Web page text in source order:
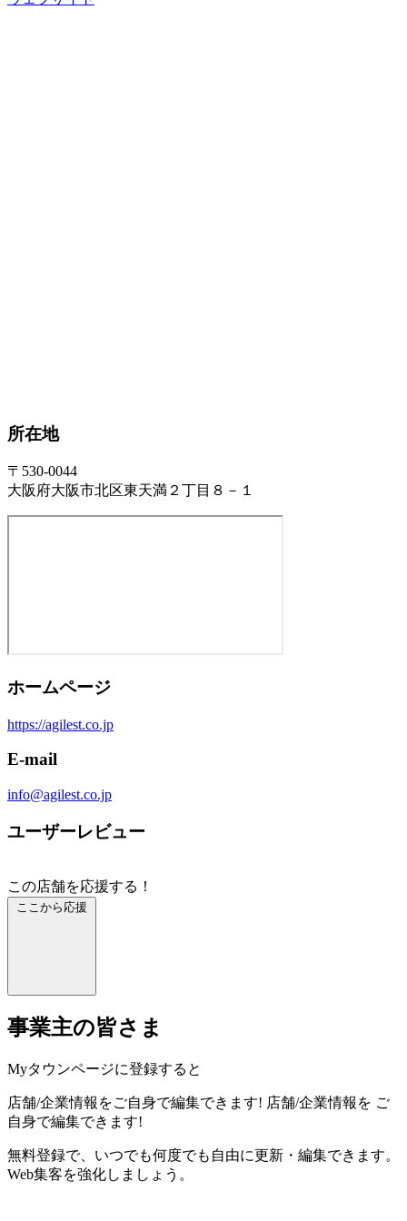
所在地
〒530-0044
大阪府大阪市北区東天満２丁目８－１
ホームページ
https://agilest.co.jp
E-mail
info@agilest.co.jp
ユーザーレビュー
この店舗を応援する！
ここから応援
事業主の皆さま
Myタウンページに登録すると
店舗/企業情報をご自身で編集できます! 店舗/企業情報を ご
自身で編集できます!
無料登録で、いつでも何度でも自由に更新・編集できます。
Web集客を強化しましょう。